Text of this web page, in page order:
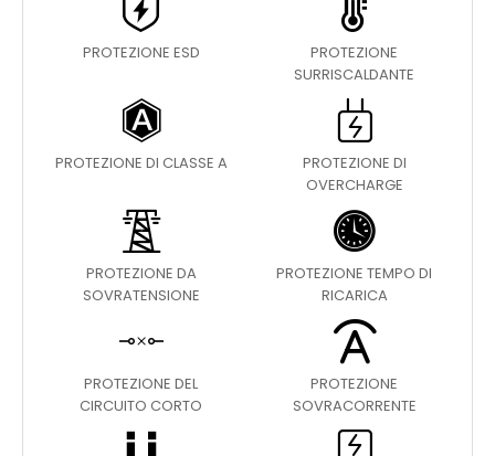
PROTEZIONE ESD
PROTEZIONE
SURRISCALDANTE
PROTEZIONE DI CLASSE A
PROTEZIONE DI
OVERCHARGE
PROTEZIONE DA
SOVRATENSIONE
PROTEZIONE TEMPO DI
RICARICA
PROTEZIONE DEL
CIRCUITO CORTO
PROTEZIONE
SOVRACORRENTE